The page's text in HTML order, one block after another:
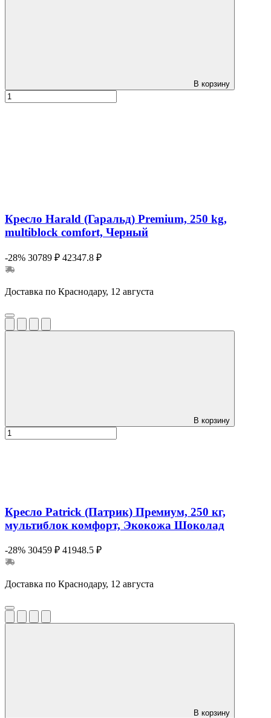
В корзину
Кресло Harald (Гаральд) Premium, 250 kg,
multiblock comfort, Черный
-28% 30789 ₽ 42347.8 ₽
Доставка по Краснодару, 12 августа
В корзину
Кресло Patrick (Патрик) Премиум, 250 кг,
мультиблок комфорт, Экокожа Шоколад
-28% 30459 ₽ 41948.5 ₽
Доставка по Краснодару, 12 августа
В корзину